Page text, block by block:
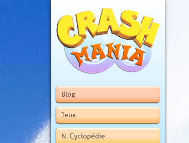
Blog
Jeux
N. Cyclopédie